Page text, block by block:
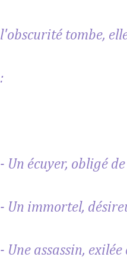
l'obscurité tombe,
:
- Un écuyer, obligé
- Un immortel,
- Une assassin,